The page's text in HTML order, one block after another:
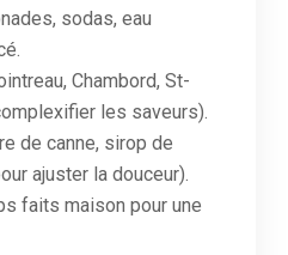
sodas, eau
Chambord, St-
les saveurs).
de canne, sirop de
ajuster la douceur).
faits maison pour une